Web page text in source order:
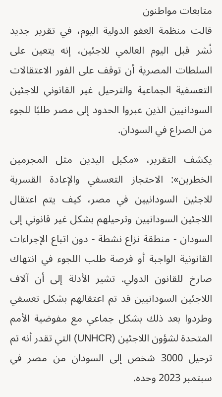
متابعات مواطنون
قالت منظمة العفو الدولية اليوم، في تقرير جديد
نُشر قبل اليوم العالمي للاجئين، إنه يتعين على
السلطات المصرية أن توقف على الفور الاعتقالات
التعسفية الجماعية والترحيل غير القانوني للاجئين
السودانيين الذين عبروا الحدود إلى مصر طلبًا للجوء
من الصراع في السودان.
يكشف التقرير، «مكبل اليدين مثل المجرمين
الخطرين»: الاحتجاز التعسفي والإعادة القسرية
للاجئين السودانيين في مصر، كيف يتم اعتقال
اللاجئين السودانيين وترحيلهم بشكل غير قانوني إلى
السودان - منطقة نزاع نشطة - دون اتباع الإجراءات
القانونية الواجبة أو فرصة طلب اللجوء في انتهاك
صارخ للقانون الدولي. تشير الأدلة إلى أن آلاف
اللاجئين السودانيين قد تم اعتقالهم بشكل تعسفي
وطردوا بعد ذلك بشكل جماعي مع مفوضية الأمم
المتحدة لشؤون اللاجئين (UNHCR) التي تقدر أنه تم
ترحيل 3000 شخص إلى السودان من مصر في
سبتمبر 2023 وحده.